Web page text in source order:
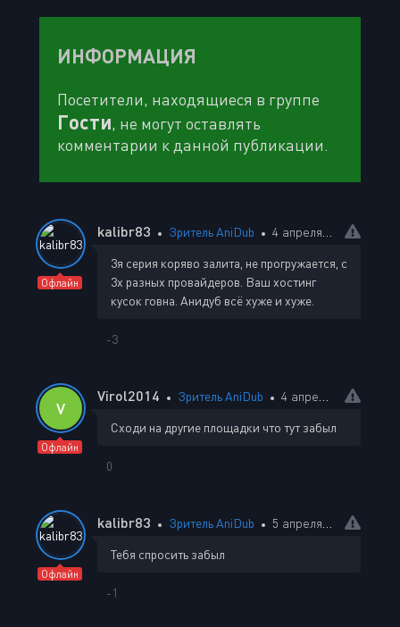
ИНФОРМАЦИЯ
Посетители, находящиеся в группе
Гости, не могут оставлять
комментарии к данной публикации.
Офлайн
kalibr83 Зритель AniDub 4 апреля 2025 15:51
3я серия коряво залита, не прогружается, с
3х разных провайдеров. Ваш хостинг
кусок говна. Анидуб всё хуже и хуже.
-3
V
Офлайн
Virol2014 Зритель AniDub 4 апреля 2025 20:49
Сходи на другие площадки что тут забыл
0
Офлайн
kalibr83 Зритель AniDub 5 апреля 2025 03:20
Тебя спросить забыл
-1